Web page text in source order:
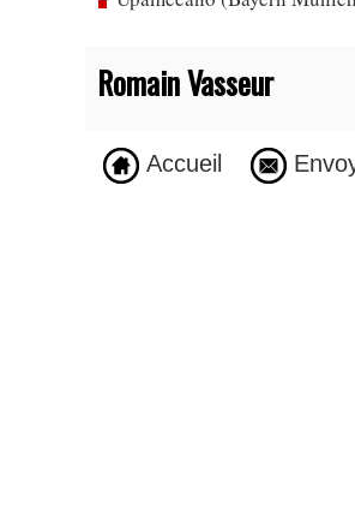
Romain Vasseur
Accueil